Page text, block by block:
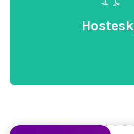
Vytvoříme program